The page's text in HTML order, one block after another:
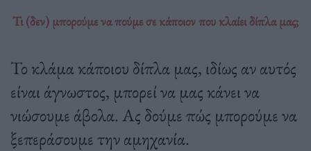
Τι (δεν) μπορούμε να πούμε σε κάποιον που κλαίει δίπλα μας;
Το κλάμα κάποιου δίπλα μας, ιδίως αν αυτός
είναι άγνωστος, μπορεί να μας κάνει να
νιώσουμε άβολα. Ας δούμε πώς μπορούμε να
ξεπεράσουμε την αμηχανία.